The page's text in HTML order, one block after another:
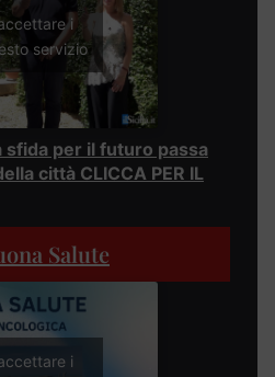
i
servizio
sfida per il futuro passa
città CLICCA PER IL
Salute
i